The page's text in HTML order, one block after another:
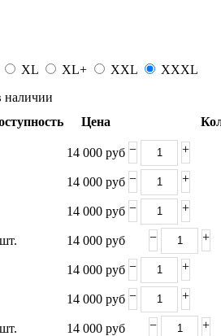
XL XL+ XXL
XXXL
наличии
Цена
14 000 руб − +
14 000 руб − +
14 000 руб − +
14 000 руб − +
14 000 руб − +
14 000 руб − +
14 000 руб − +